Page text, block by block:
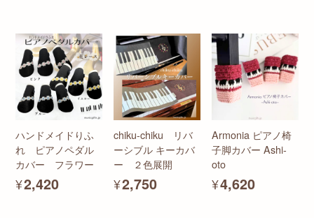
ハンドメイドりふ
れ ピアノペダル
カバー フラワー
¥2,420
chiku-chiku リバ
ーシブル キーカバ
ー ２色展開
¥2,750
Armonia ピアノ椅
子脚カバー Ashi-
oto
¥4,620